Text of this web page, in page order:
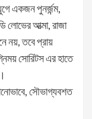
একজন পুনর্জন্ম,
লোভের আত্মা, রাজা
নয়, তবে প্রায়
সোরিটস এর হাতে
সৌভাগ্যবশত